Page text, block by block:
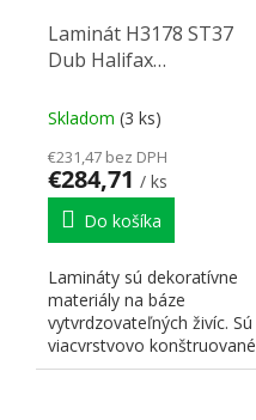
Laminát H3178 ST37
Dub Halifax
2790/2060/0,8
Skladom (3 ks)
€231,47 bez DPH
€284,71 / ks
Do košíka
Lamináty sú dekoratívne
materiály na báze
vytvrdzovateľných živíc. Sú
viacvrstvovo konštruované
a skladajú sa z...